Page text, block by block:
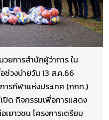
ยการสำนักผู้ว่าการ ใน
ช่วงบ่ายวัน 13 ส.ค.66
รกีฬาแห่งประเทศ (กกท.)
ปิด กิจกรรมเพื่อการแสดง
ยาวชน โครงการเตรียม